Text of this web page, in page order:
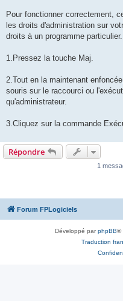
Pour fonctionner correctement,
les droits d'administration sur
droits à un programme particulier.
1.Pressez la touche Maj.
2.Tout en la maintenant
souris sur le raccourci ou
qu'administrateur.
3.Cliquez sur la commande
Répondre
1
Forum FPLogiciels
Développé parphpBB®
Traduction